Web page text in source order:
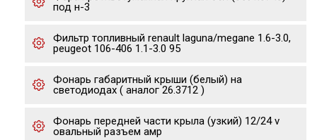
под н-3
Фильтр топливный renault laguna/megane 1.6-3.0,
peugeot 106-406 1.1-3.0 95
Фонарь габаритный крыши (белый) на
светодиодах ( аналог 26.3712 )
Фонарь передней части крыла (узкий) 12/24 v
овальный разъем амр